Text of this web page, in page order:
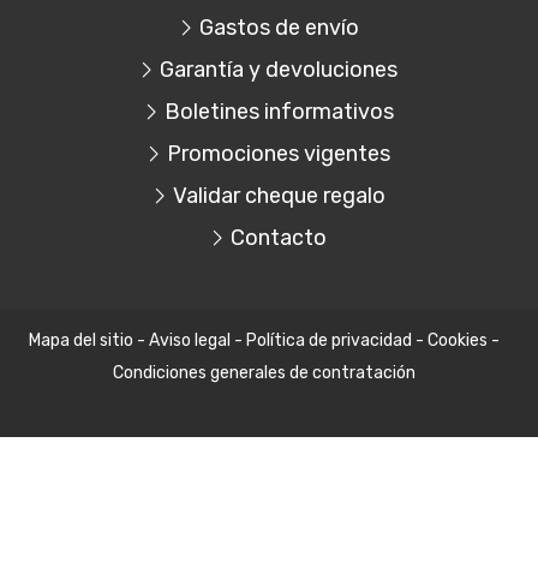
Gastos de envío
Garantía y devoluciones
Boletines informativos
Promociones vigentes
Validar cheque regalo
Contacto
Mapa del sitio - Aviso legal - Política de privacidad - Cookies -
Condiciones generales de contratación